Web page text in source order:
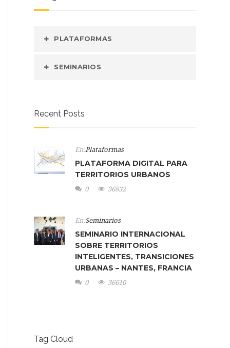
PLATAFORMAS
SEMINARIOS
Recent Posts
En:Plataformas
PLATAFORMA DIGITAL PARA
TERRITORIOS URBANOS
0 36832
En:Seminarios
SEMINARIO INTERNACIONAL
SOBRE TERRITORIOS
INTELIGENTES, TRANSICIONES
URBANAS – NANTES, FRANCIA
0 36610
Tag Cloud